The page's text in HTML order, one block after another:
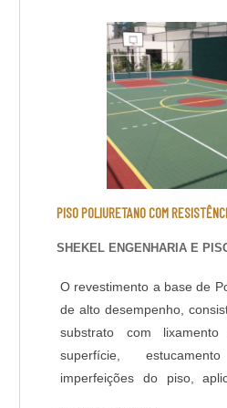
diferenciado em seus
bem realçadas.O resultado
PISO POLIURETANO COM
SHEKEL ENGENHARIA E
O revestimento a base de
de alto desempenho,
substrato com
superfície,
imperfeições do piso, aplicação de selador /